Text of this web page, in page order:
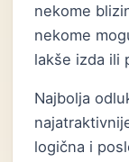
nekome
nekome
lakše izda ili
Najbolja
logična i